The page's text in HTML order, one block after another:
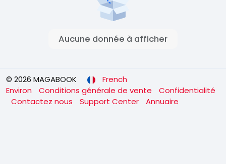
Aucune donnée à afficher
© 2026 MAGABOOK
French
Environ
Conditions générale de vente
Confidentialité
Contactez nous
Support Center Annuaire